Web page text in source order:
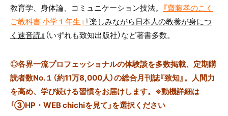
教育学、身体論、コミュニケーション技法。 『齋藤孝のこく
ご教科書 小学１年生』 『楽しみながら日本人の教養が身につ
く速音読』 （いずれも致知出版社）など著書多数。
◎各界一流プロフェッショナルの体験談を多数掲載、定期購
読者数No.１（約11万8,000人）の総合月刊誌『致知』。人間力
を高め、学び続ける習慣をお届けします。※動機詳細は
「③HP・WEB chichiを見て」を選択ください